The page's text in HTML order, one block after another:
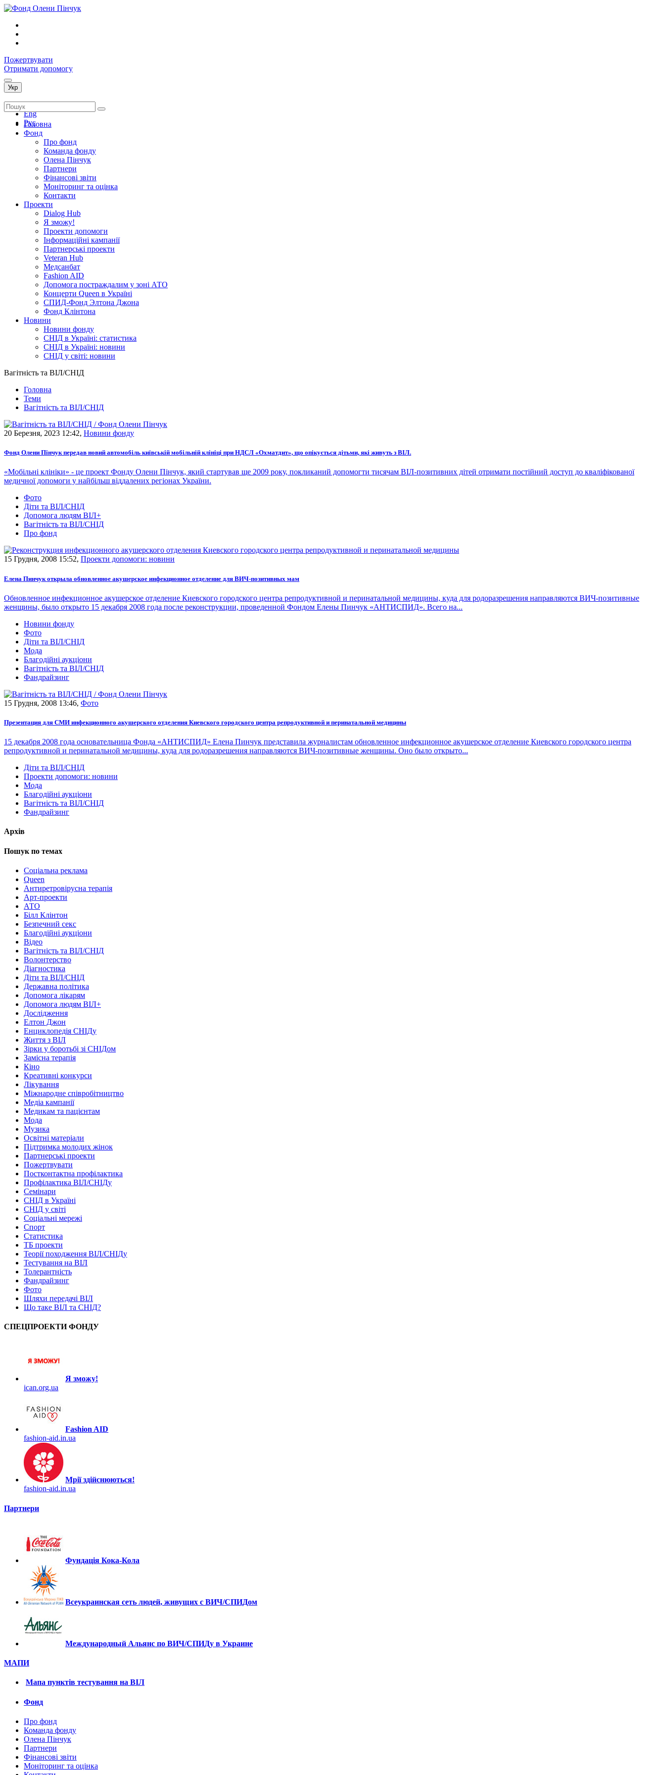
Пожертвувати
Отримати допомогу
Укр
Укр
Eng
Рус
Головна
Фонд
Про фонд
Команда фонду
Олена Пінчук
Партнери
Фінансові звіти
Монiторинг та оцiнка
Контакти
Проекти
Dialog Hub
Я зможу!
Проекти допомоги
Інформаційні кампанії
Партнерські проекти
Veteran Hub
Медсанбат
Fashion AID
Допомога постраждалим у зоні АТО
Концерти Queen в Україні
СПИД-Фонд Элтона Джона
Фонд Клінтона
Новини
Новини фонду
СНІД в Україні: статистика
СНІД в Україні: новини
СНІД у світі: новини
Вагітність та ВІЛ/СНІД
Головна
Теми
Вагітність та ВІЛ/СНІД
20 Березня, 2023 12:42, Новини фонду
Фонд Олени Пінчук передав новий автомобіль київській мобільній клініці при НДСЛ «Охматдит», що опікується дітьми, які живуть з ВІЛ.
«Мобільні клініки» - це проект Фонду Олени Пінчук, який стартував ще 2009 року, покликаний допомогти тисячам ВІЛ-позитивних дітей отримати постійний доступ до кваліфікованої
медичної допомоги у найбільш віддалених регіонах України.
Фото
Діти та ВІЛ/СНІД
Допомога людям ВІЛ+
Вагітність та ВІЛ/СНІД
Про фонд
15 Грудня, 2008 15:52, Проекти допомоги: новини
Елена Пинчук открыла обновленное акушерское инфекционное отделение для ВИЧ-позитивных мам
Обновленное инфекционное акушерское отделение Киевского городского центра репродуктивной и перинатальной медицины, куда для родоразрешения направляются ВИЧ-позитивные
женщины, было открыто 15 декабря 2008 года после реконструкции, проведенной Фондом Елены Пинчук «АНТИСПИД». Всего на...
Новини фонду
Фото
Діти та ВІЛ/СНІД
Мода
Благодійні аукціони
Вагітність та ВІЛ/СНІД
Фандрайзинг
15 Грудня, 2008 13:46, Фото
Презентация для СМИ инфекционного акушерского отделения Киевского городского центра репродуктивной и перинатальной медицины
15 декабря 2008 года основательница Фонда «АНТИСПИД» Елена Пинчук представила журналистам обновленное инфекционное акушерское отделение Киевского городского центра
репродуктивной и перинатальной медицины, куда для родоразрешения направляются ВИЧ-позитивные женщины. Оно было открыто...
Діти та ВІЛ/СНІД
Проекти допомоги: новини
Мода
Благодійні аукціони
Вагітність та ВІЛ/СНІД
Фандрайзинг
Архів
Пошук по темах
Cоціальна реклама
Queen
Антиретровірусна терапія
Арт-проекти
АТО
Білл Клінтон
Безпечний секс
Благодійні аукціони
Відео
Вагітність та ВІЛ/СНІД
Волонтерство
Діагностика
Діти та ВІЛ/СНІД
Державна політика
Допомога лікарям
Допомога людям ВІЛ+
Дослідження
Елтон Джон
Енциклопедія СНІДу
Життя з ВІЛ
Зірки у боротьбі зі СНІДом
Замісна терапія
Кіно
Креативні конкурси
Лікування
Міжнародне співробітництво
Медіа кампанії
Медикам та пацієнтам
Мода
Музика
Освітні матеріали
Підтримка молодих жінок
Партнерські проекти
Пожертвувати
Постконтактна профілактика
Профілактика ВІЛ/СНІДу
Семінари
СНІД в Україні
СНІД у світі
Соціальні мережі
Спорт
Статистика
ТБ проекти
Теорії походження ВІЛ/СНІДу
Тестування на ВІЛ
Толерантність
Фандрайзинг
Фото
Шляхи передачі ВІЛ
Що таке ВІЛ та СНІД?
СПЕЦПРОЕКТИ ФОНДУ
Я зможу!
ican.org.ua
Fashion AID
fashion-aid.in.ua
Мрії здійснюються!
fashion-aid.in.ua
Партнери
Фундація Кока-Кола
Всеукраинская сеть людей, живущих с ВИЧ/СПИДом
Международный Альянс по ВИЧ/СПИДу в Украине
МАПИ
Мапа пунктів тестування на ВІЛ
Фонд
Про фонд
Команда фонду
Олена Пінчук
Партнери
Фінансові звіти
Монiторинг та оцiнка